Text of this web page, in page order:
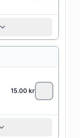
15.00 kr